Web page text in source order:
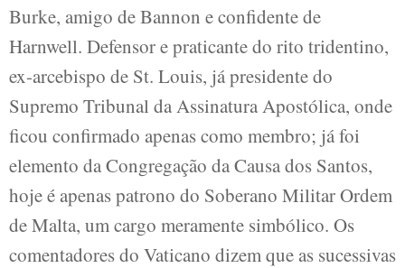
Burke, amigo de Bannon e confidente de
Harnwell. Defensor e praticante do rito tridentino,
ex-arcebispo de St. Louis, já presidente do
Supremo Tribunal da Assinatura Apostólica, onde
ficou confirmado apenas como membro; já foi
elemento da Congregação da Causa dos Santos,
hoje é apenas patrono do Soberano Militar Ordem
de Malta, um cargo meramente simbólico. Os
comentadores do Vaticano dizem que as sucessivas